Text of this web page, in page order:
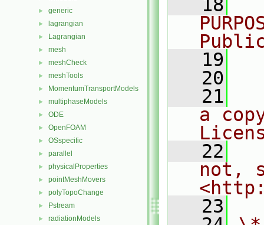
► generic
► lagrangian
► Lagrangian
► mesh
► meshCheck
► meshTools
► MomentumTransportModels
► multiphaseModels
► ODE
► OpenFOAM
► OSspecific
► parallel
► physicalProperties
► pointMeshMovers
► polyTopoChange
► Pstream
► radiationModels
   18
   19
   20
   21
a
   22
not,
   23